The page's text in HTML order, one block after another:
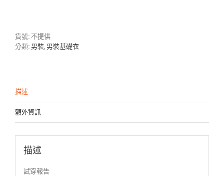
色
T
貨號:不提供
分類: 男裝, 男裝基礎衣
描述
額外資訊
描述
試穿報告